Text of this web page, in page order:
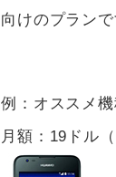
向けのプランで
例：オススメ
月額：19ドル（